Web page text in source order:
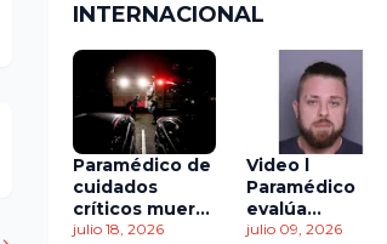
INTERNACIONAL
Paramédico de
cuidados
críticos muere
en accidente
julio 18, 2026
Video l
Paramédico
evalúa
acuerdo de
julio 09, 2026